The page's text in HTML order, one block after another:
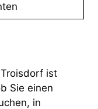
ist
Sie einen
in